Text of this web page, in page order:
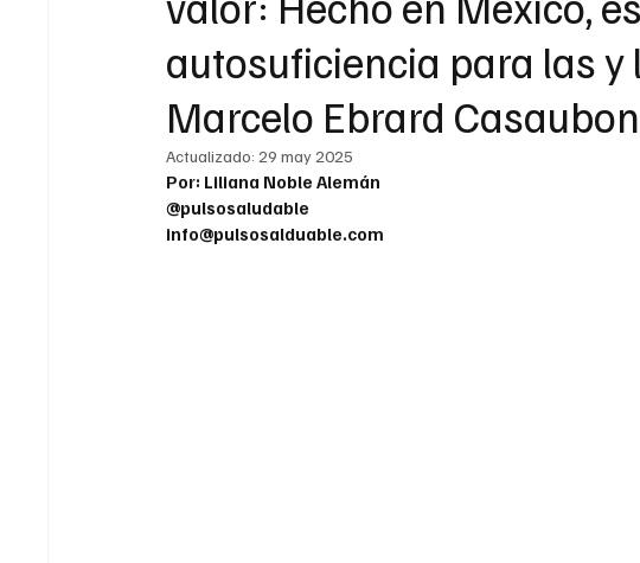
MENTAL LA ENTREVISTA ANIMAL FITNESS
INTERNACIONAL GENERAL INTERNACIONAL SALUD
autosuficiencia para las y
Marcelo Ebrard Casaubon
Actualizado:29 may 2025
Por: Liliana Noble Alemán
@pulsosaludable
info@pulsosalduable.com